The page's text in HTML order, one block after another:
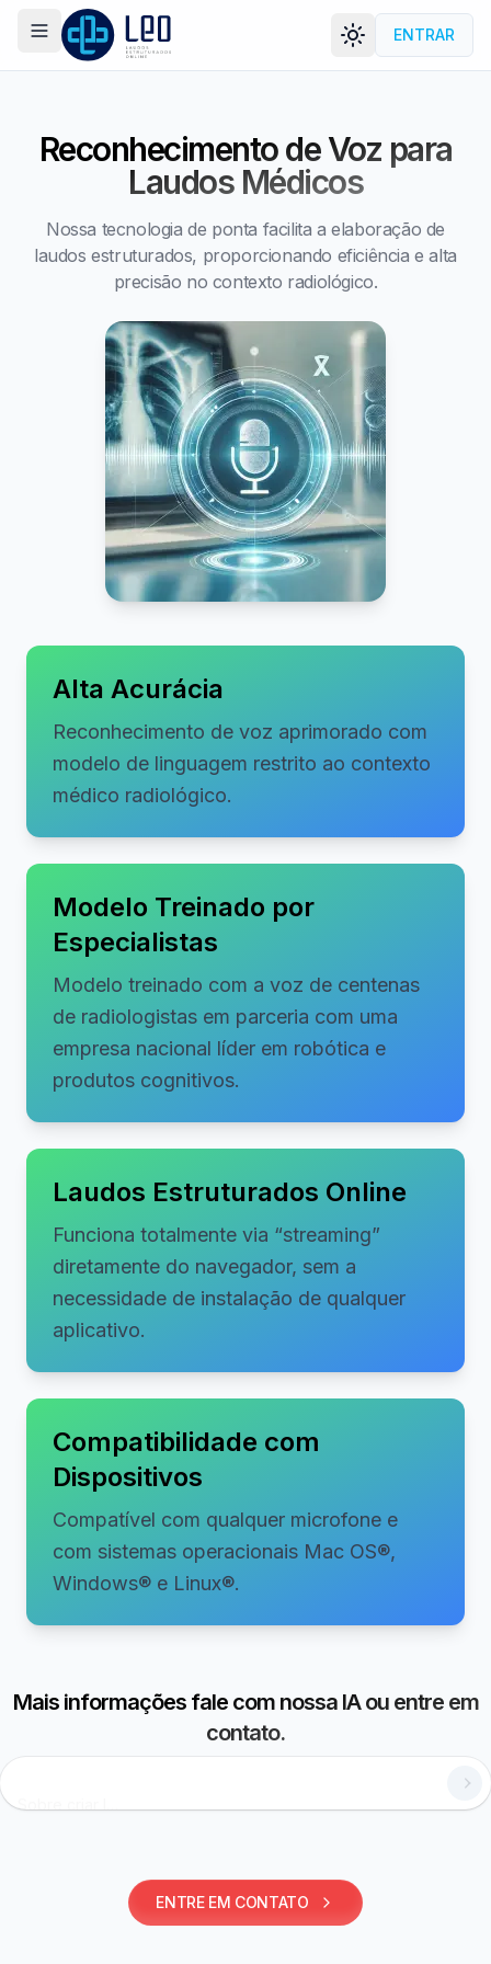
MenuLEORAD
ENTRAR
Reconhecimento de Voz para
Laudos Médicos
Nossa tecnologia de ponta facilita a elaboração de
laudos estruturados, proporcionando eficiência e alta
precisão no contexto radiológico.
Alta Acurácia
Reconhecimento de voz aprimorado com
modelo de linguagem restrito ao contexto
médico radiológico.
Modelo Treinado por
Especialistas
Modelo treinado com a voz de centenas
de radiologistas em parceria com uma
empresa nacional líder em robótica e
produtos cognitivos.
Laudos Estruturados Online
Funciona totalmente via “streaming”
diretamente do navegador, sem a
necessidade de instalação de qualquer
aplicativo.
Compatibilidade com
Dispositivos
Compatível com qualquer microfone e
com sistemas operacionais Mac OS®,
Windows® e Linux®.
Mais informações fale com nossa IA ou entre em
contato.
ENTRE EM CONTATO